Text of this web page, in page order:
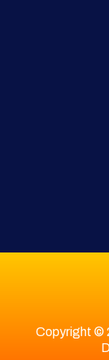
Copyright ©